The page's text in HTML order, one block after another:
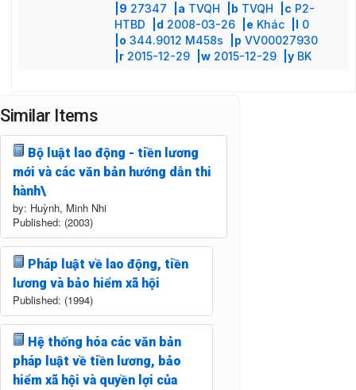
|9 27347 |a TVQH |b TVQH |c P2-
HTBD
|d 2008-03-26 |e Khác |l 0
|o 344.9012 M458s |p VV00027930
|r 2015-12-29 |w 2015-12-29 |y BK
Similar Items
Bộ luật lao động - tiền lương
mới và các văn bản hướng dẫn thi
hành\
by: Huỳnh, Minh Nhi
Published: (2003)
Pháp luật về lao động, tiền
lương và bảo hiểm xã hội
Published: (1994)
Hệ thống hóa các văn bản
pháp luật về tiền lương, bảo
hiểm xã hội và quyền lợi của